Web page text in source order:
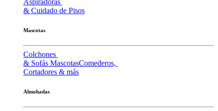
Aspiradoras
& Cuidado de Pisos
Mascotas
Colchones
& Sofás MascotasComederos,
Cortadores & más
Almohadas